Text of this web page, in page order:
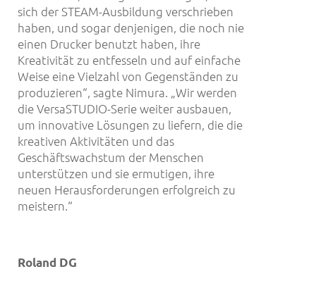
sich der STEAM-Ausbildung verschrieben
haben, und sogar denjenigen, die noch nie
einen Drucker benutzt haben, ihre
Kreativität zu entfesseln und auf einfache
Weise eine Vielzahl von Gegenständen zu
produzieren“, sagte Nimura. „Wir werden
die VersaSTUDIO-Serie weiter ausbauen,
um innovative Lösungen zu liefern, die die
kreativen Aktivitäten und das
Geschäftswachstum der Menschen
unterstützen und sie ermutigen, ihre
neuen Herausforderungen erfolgreich zu
meistern.“
Roland DG